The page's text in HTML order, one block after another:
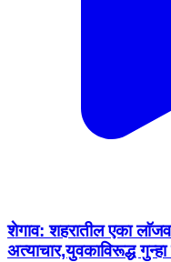
शेगाव: शहरातील एका
अत्याचार,युवकाविरूद्ध